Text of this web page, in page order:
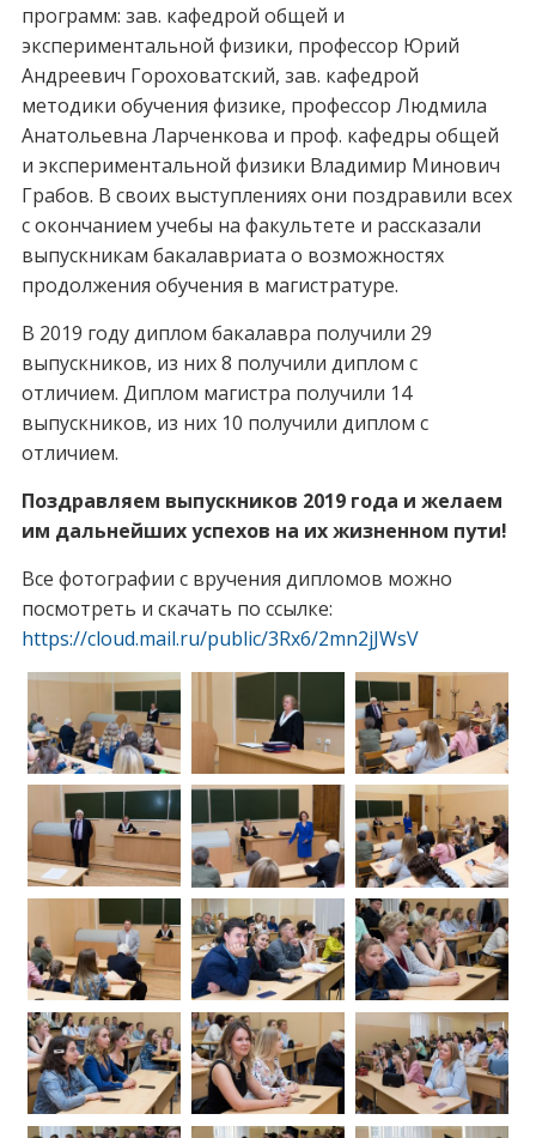
программ: зав. кафедрой общей и
экспериментальной физики, профессор Юрий
Андреевич Гороховатский, зав. кафедрой
методики обучения физике, профессор Людмила
Анатольевна Ларченкова и проф. кафедры общей
и экспериментальной физики Владимир Минович
Грабов. В своих выступлениях они поздравили всех
с окончанием учебы на факультете и рассказали
выпускникам бакалавриата о возможностях
продолжения обучения в магистратуре.
В 2019 году диплом бакалавра получили 29
выпускников, из них 8 получили диплом с
отличием. Диплом магистра получили 14
выпускников, из них 10 получили диплом с
отличием.
Поздравляем выпускников 2019 года и желаем
им дальнейших успехов на их жизненном пути!
Все фотографии с вручения дипломов можно
посмотреть и скачать по ссылке:
https://cloud.mail.ru/public/3Rx6/2mn2jJWsV